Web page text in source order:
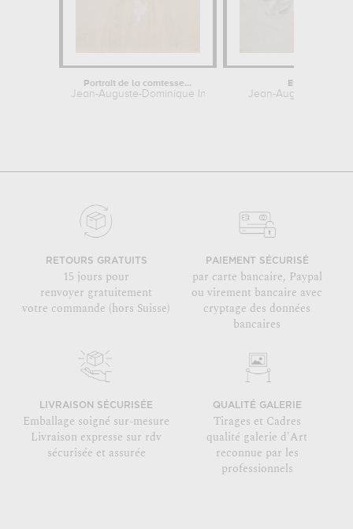
Portrait de la comtesse...
Jean-Auguste-Dominique Ingres
Etude de
Jean-Auguste-
RETOURS GRATUITS
15 jours pour
renvoyer gratuitement
votre commande (hors Suisse)
PAIEMENT SÉCURISÉ
par carte bancaire, Paypal
ou virement bancaire avec
cryptage des données
bancaires
LIVRAISON SÉCURISÉE
Emballage soigné sur-mesure
Livraison expresse sur rdv
sécurisée et assurée
QUALITÉ GALERIE
Tirages et Cadres
qualité galerie d'Art
reconnue par les
professionnels